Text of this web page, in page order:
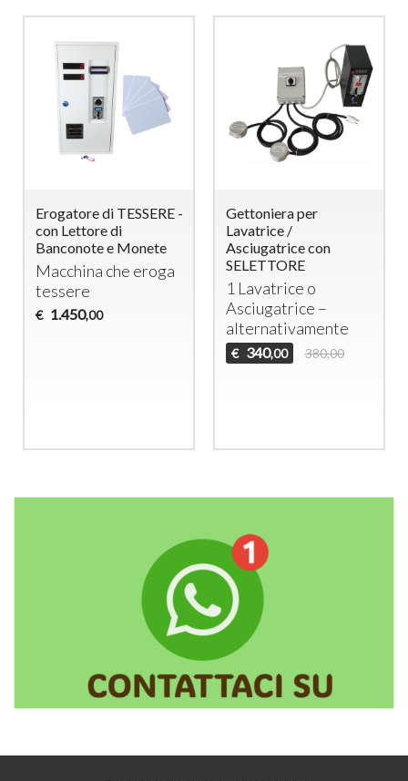
Erogatore di TESSERE -
con Lettore di
Banconote e Monete
Macchina che eroga
tessere
€ 1.450,00
Gettoniera per
Lavatrice /
Asciugatrice con
SELETTORE
1 Lavatrice o
Asciugatrice –
alternativamente
€ 340,00 380,00